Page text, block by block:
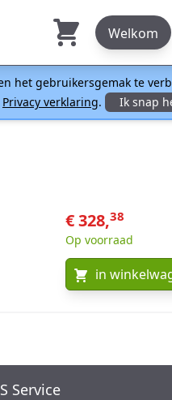
Welkom
het gebruikersgemak te
Privacy verklaring. Ik snap
€ 328,38
Op voorraad
in
Service